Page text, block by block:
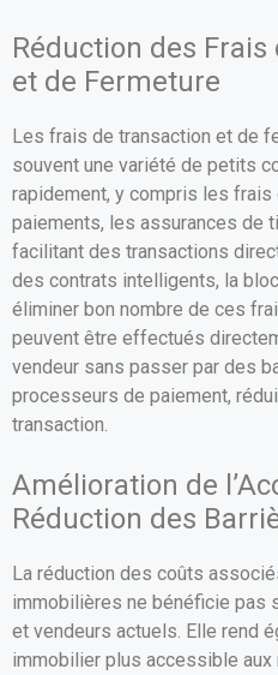
Réduction des Frais
et de Fermeture
Les frais de transaction et de
souvent une variété de petits
rapidement, y compris les
paiements, les assurances de
facilitant des transactions
des contrats intelligents, la
éliminer bon nombre de ces
peuvent être effectués
vendeur sans passer par des
processeurs de paiement,
transaction.
Amélioration de
Réduction des
La réduction des coûts
immobilières ne bénéficie pas
et vendeurs actuels. Elle rend
immobilier plus accessible aux